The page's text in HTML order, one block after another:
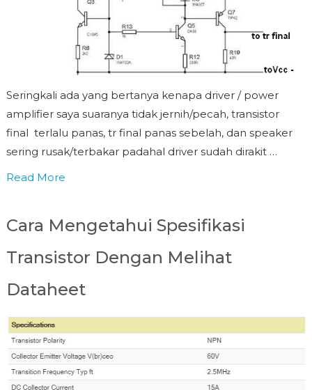
Seringkali ada yang bertanya kenapa driver / power
amplifier saya suaranya tidak jernih/pecah, transistor
final terlalu panas, tr final panas sebelah, dan speaker
sering rusak/terbakar padahal driver sudah dirakit …
Read More
Cara Mengetahui Spesifikasi
Transistor Dengan Melihat
Dataheet